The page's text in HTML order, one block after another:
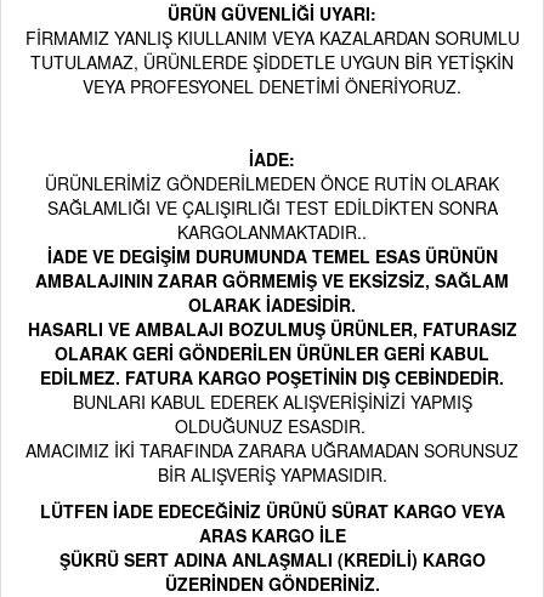
ÜRÜN GÜVENLİĞİ UYARI:
FİRMAMIZ YANLIŞ KIULLANIM VEYA KAZALARDAN SORUMLU
TUTULAMAZ, ÜRÜNLERDE ŞİDDETLE UYGUN BİR YETİŞKİN
VEYA PROFESYONEL DENETİMİ ÖNERİYORUZ.
İADE:
ÜRÜNLERİMİZ GÖNDERİLMEDEN ÖNCE RUTİN OLARAK
SAĞLAMLIĞI VE ÇALIŞIRLIĞI TEST EDİLDİKTEN SONRA
KARGOLANMAKTADIR..
İADE VE DEGİŞİM DURUMUNDA TEMEL ESAS ÜRÜNÜN
AMBALAJININ ZARAR GÖRMEMİŞ VE EKSİZSİZ, SAĞLAM
OLARAK İADESİDİR.
HASARLI VE AMBALAJI BOZULMUŞ ÜRÜNLER, FATURASIZ
OLARAK GERİ GÖNDERİLEN ÜRÜNLER GERİ KABUL
EDİLMEZ. FATURA KARGO POŞETİNİN DIŞ CEBİNDEDİR.
BUNLARI KABUL EDEREK ALIŞVERİŞİNİZİ YAPMIŞ
OLDUĞUNUZ ESASDIR.
AMACIMIZ İKİ TARAFINDA ZARARA UĞRAMADAN SORUNSUZ
BİR ALIŞVERİŞ YAPMASIDIR.
LÜTFEN İADE EDECEĞİNİZ ÜRÜNÜ SÜRAT KARGO VEYA
ARAS KARGO İLE
ŞÜKRÜ SERT ADINA ANLAŞMALI (KREDİLİ) KARGO
ÜZERİNDEN GÖNDERİNİZ.